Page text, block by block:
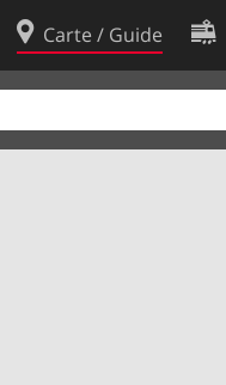
Carte / Guide